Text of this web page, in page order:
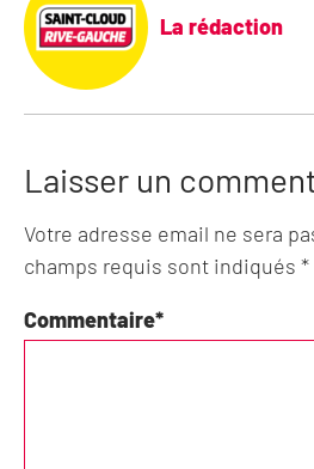
La rédaction
Laisser un
Votre adresse email ne sera
champs requis sont indiqués *
Commentaire*